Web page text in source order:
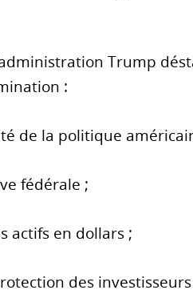
Trump
:
de la politique
fédérale ;
actifs en dollars ;
des